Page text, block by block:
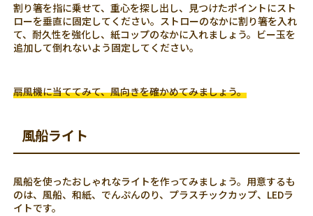
割り箸を指に乗せて、重心を探し出し、見つけたポイントにスト
ローを垂直に固定してください。ストローのなかに割り箸を入れ
て、耐久性を強化し、紙コップのなかに入れましょう。ビー玉を
追加して倒れないよう固定してください。
扇風機に当ててみて、風向きを確かめてみましょう。
風船ライト
風船を使ったおしゃれなライトを作ってみましょう。用意するも
のは、風船、和紙、でんぷんのり、プラスチックカップ、LEDラ
イトです。